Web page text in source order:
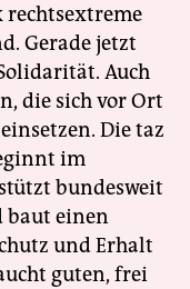
rechtsextreme
Gerade jetzt
Auch
die sich vor Ort
Die taz
im
bundesweit
baut einen
und Erhalt
guten, frei